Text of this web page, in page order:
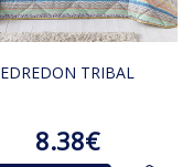
EDREDON TRIBAL
8.38€